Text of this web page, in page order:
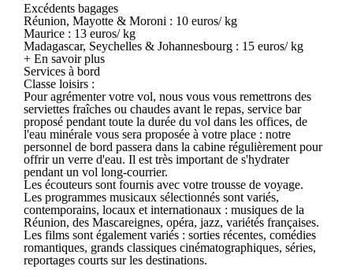
Excédents bagages
Réunion, Mayotte & Moroni : 10 euros/ kg
Maurice : 13 euros/ kg
Madagascar, Seychelles & Johannesbourg : 15 euros/ kg
+ En savoir plus
Services à bord
Classe loisirs :
Pour agrémenter votre vol, nous vous vous remettrons des
serviettes fraîches ou chaudes avant le repas, service bar
proposé pendant toute la durée du vol dans les offices, de
l'eau minérale vous sera proposée à votre place : notre
personnel de bord passera dans la cabine régulièrement pour
offrir un verre d'eau. Il est très important de s'hydrater
pendant un vol long-courrier.
Les écouteurs sont fournis avec votre trousse de voyage.
Les programmes musicaux sélectionnés sont variés,
contemporains, locaux et internationaux : musiques de la
Réunion, des Mascareignes, opéra, jazz, variétés françaises.
Les films sont également variés : sorties récentes, comédies
romantiques, grands classiques cinématographiques, séries,
reportages courts sur les destinations.